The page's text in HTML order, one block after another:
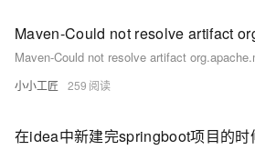
小小工匠 259